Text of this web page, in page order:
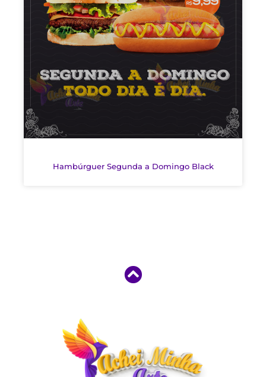
Hambúrguer Segunda a Domingo Black